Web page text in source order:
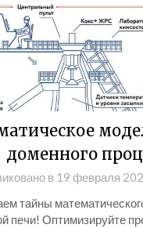
доменного
в 19 февраля
тайны
печи! Оптимизируйте